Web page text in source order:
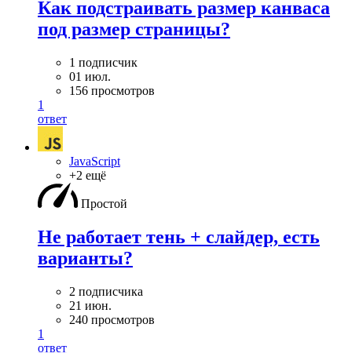
Как подстраивать размер канваса
под размер страницы?
1 подписчик
01 июл.
156 просмотров
1
ответ
JavaScript
+2 ещё
Простой
Не работает тень + слайдер, есть
варианты?
2 подписчика
21 июн.
240 просмотров
1
ответ